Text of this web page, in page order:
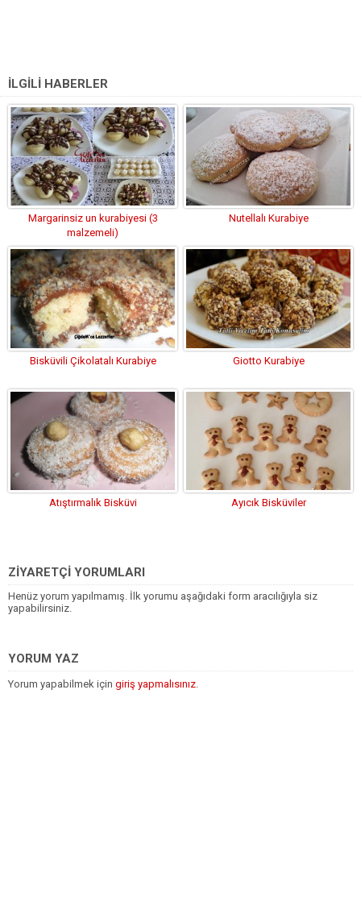
İLGİLİ HABERLER
Margarinsiz un kurabiyesi (3
malzemeli)
Nutellalı Kurabiye
Bisküvili Çikolatalı Kurabiye Giotto Kurabiye
Atıştırmalık Bisküvi Ayıcık Bisküviler
ZİYARETÇİ YORUMLARI
Henüz yorum yapılmamış. İlk yorumu aşağıdaki form aracılığıyla siz
yapabilirsiniz.
YORUM YAZ
Yorum yapabilmek için giriş yapmalısınız